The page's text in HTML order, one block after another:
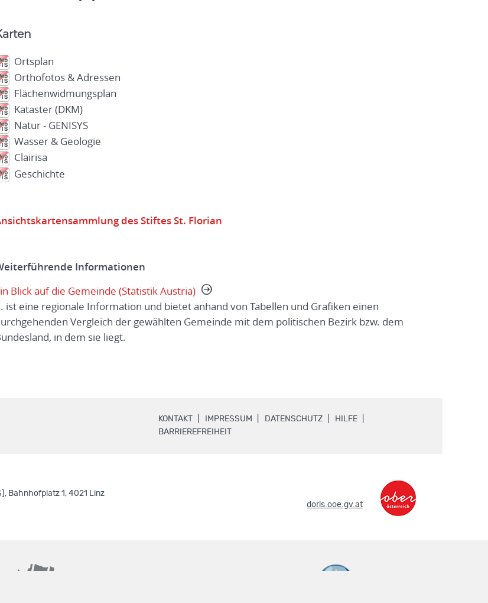
Ortsplan
Orthofotos & Adressen
Flächenwidmungsplan
Kataster (DKM)
Natur - GENISYS
Wasser & Geologie
Clairisa
Geschichte
des Stiftes St. Florian
Informationen
Blick auf die Gemeinde (Statistik Austria)
ist eine regionale Information und bietet anhand von Tabellen und Grafiken einen
Vergleich der gewählten Gemeinde mit dem politischen Bezirk bzw. dem
in dem sie liegt.
KONTAKT IMPRESSUM DATENSCHUTZ HILFE
BARRIEREFREIHEIT.
Bahnhofplatz 1, 4021 Linz
doris.ooe.gv.at.